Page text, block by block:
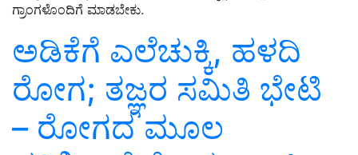
ಗ್ರಾಂಗಳೊಂದಿಗೆ ಮಾಡಬೇಕು.
ಅಡಿಕೆಗೆ ಎಲೆಚುಕ್ಕಿ, ಹಳದಿ
ರೋಗ; ತಜ್ಞರ ಸಮಿತಿ ಭೇಟಿ
– ರೋಗದ ಮೂಲ